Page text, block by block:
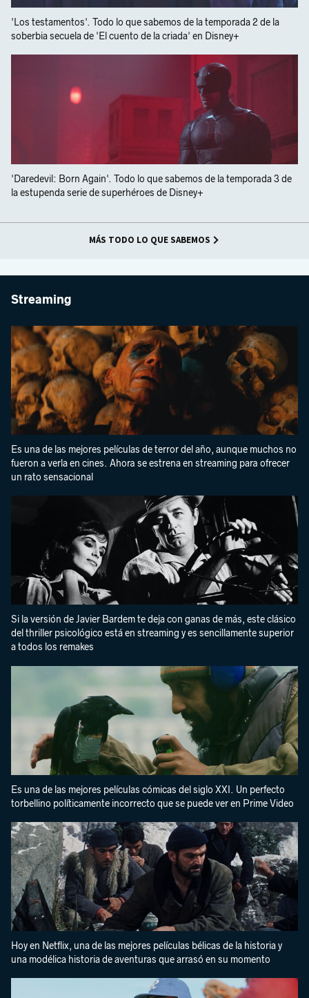
'Los testamentos'. Todo lo que sabemos de la temporada 2 de la
soberbia secuela de 'El cuento de la criada' en Disney+
'Daredevil: Born Again'. Todo lo que sabemos de la temporada 3 de
la estupenda serie de superhéroes de Disney+
MÁS TODO LO QUE SABEMOS
Streaming
Es una de las mejores películas de terror del año, aunque muchos no
fueron a verla en cines. Ahora se estrena en streaming para ofrecer
un rato sensacional
Si la versión de Javier Bardem te deja con ganas de más, este clásico
del thriller psicológico está en streaming y es sencillamente superior
a todos los remakes
Es una de las mejores películas cómicas del siglo XXI. Un perfecto
torbellino políticamente incorrecto que se puede ver en Prime Video
Hoy en Netflix, una de las mejores películas bélicas de la historia y
una modélica historia de aventuras que arrasó en su momento